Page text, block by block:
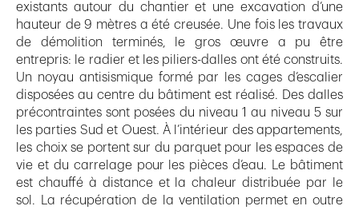
existants autour du chantier et une excavation d’une
hauteur de 9 mètres a été creusée. Une fois les travaux
de démolition terminés, le gros œuvre a pu être
entrepris: le radier et les piliers-dalles ont été construits.
Un noyau antisismique formé par les cages d’escalier
disposées au centre du bâtiment est réalisé. Des dalles
précontraintes sont posées du niveau 1 au niveau 5 sur
les parties Sud et Ouest. À l’intérieur des appartements,
les choix se portent sur du parquet pour les espaces de
vie et du carrelage pour les pièces d’eau. Le bâtiment
est chauffé à distance et la chaleur distribuée par le
sol. La récupération de la ventilation permet en outre